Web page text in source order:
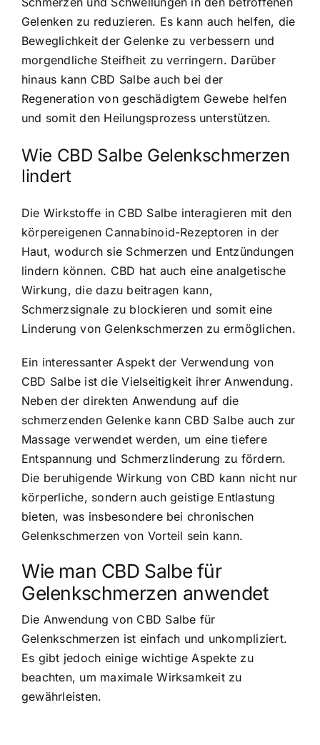
Gelenken zu reduzieren. Es kann auch helfen, die
Beweglichkeit der Gelenke zu verbessern und
morgendliche Steifheit zu verringern. Darüber
hinaus kann CBD Salbe auch bei der
Regeneration von geschädigtem Gewebe helfen
und somit den Heilungsprozess unterstützen.
Wie CBD Salbe Gelenkschmerzen
lindert
Die Wirkstoffe in CBD Salbe interagieren mit den
körpereigenen Cannabinoid-Rezeptoren in der
Haut, wodurch sie Schmerzen und Entzündungen
lindern können. CBD hat auch eine analgetische
Wirkung, die dazu beitragen kann,
Schmerzsignale zu blockieren und somit eine
Linderung von Gelenkschmerzen zu ermöglichen.
Ein interessanter Aspekt der Verwendung von
CBD Salbe ist die Vielseitigkeit ihrer Anwendung.
Neben der direkten Anwendung auf die
schmerzenden Gelenke kann CBD Salbe auch zur
Massage verwendet werden, um eine tiefere
Entspannung und Schmerzlinderung zu fördern.
Die beruhigende Wirkung von CBD kann nicht nur
körperliche, sondern auch geistige Entlastung
bieten, was insbesondere bei chronischen
Gelenkschmerzen von Vorteil sein kann.
Wie man CBD Salbe für
Gelenkschmerzen anwendet
Die Anwendung von CBD Salbe für
Gelenkschmerzen ist einfach und unkompliziert.
Es gibt jedoch einige wichtige Aspekte zu
beachten, um maximale Wirksamkeit zu
gewährleisten.